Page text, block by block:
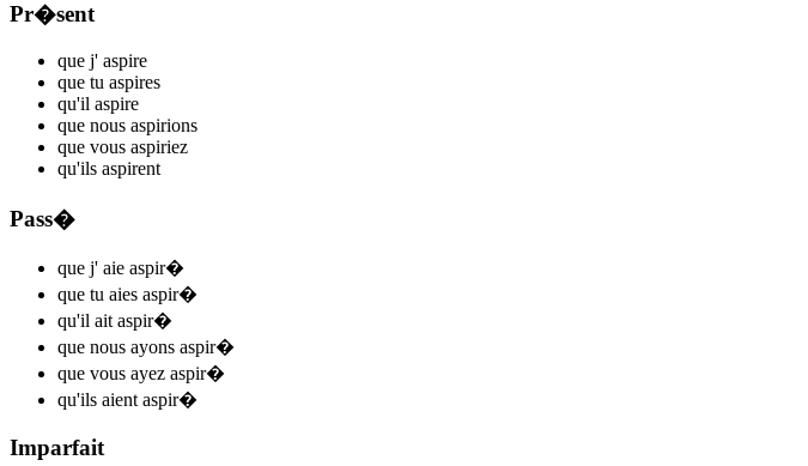
Pr�sent
que j' aspire
que tu aspires
qu'il aspire
que nous aspirions
que vous aspiriez
qu'ils aspirent
Pass�
que j' aie aspir�
que tu aies aspir�
qu'il ait aspir�
que nous ayons aspir�
que vous ayez aspir�
qu'ils aient aspir�
Imparfait